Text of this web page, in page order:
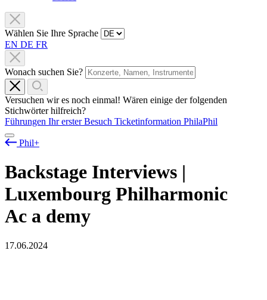
Wählen Sie Ihre Sprache
EN DE FR
Wonach suchen Sie?
Versuchen wir es noch einmal! Wären einige der folgenden
Stichwörter hilfreich?
Führungen Ihr erster Besuch Ticketinformation PhilaPhil
Phil+
Backstage Interviews |
Luxembourg Philharmonic
Ac a demy
17.06.2024